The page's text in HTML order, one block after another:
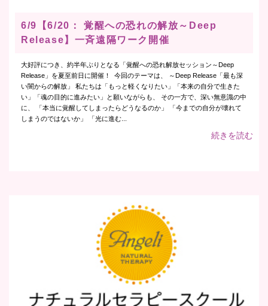
6/9【6/20： 覚醒への恐れの解放～Deep
Release】一斉遠隔ワーク開催
大好評につき、約半年ぶりとなる「覚醒への恐れ解放セッション～Deep
Release」を夏至前日に開催！ 今回のテーマは、 ～Deep Release「最も深
い闇からの解放」 私たちは「もっと軽くなりたい」「本来の自分で生きた
い」「魂の目的に進みたい」と願いながらも、 その一方で、深い無意識の中
に、 「本当に覚醒してしまったらどうなるのか」 「今までの自分が壊れて
しまうのではないか」 「光に進む...
続きを読む